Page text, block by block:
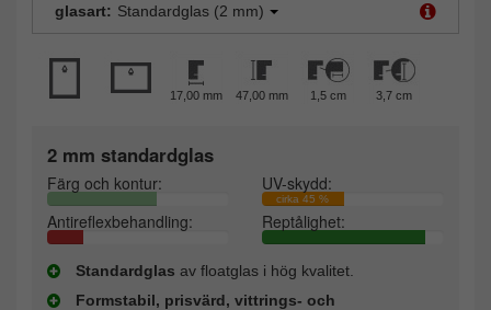
glasart: Standardglas (2 mm)
17,00 mm 47,00 mm 1,5 cm 3,7 cm
2 mm standardglas
Färg och kontur: UV-skydd:
cirka 45 %
Antireflexbehandling: Reptålighet:
Standardglas av floatglas i hög kvalitet.
Formstabil, prisvärd, vittrings- och